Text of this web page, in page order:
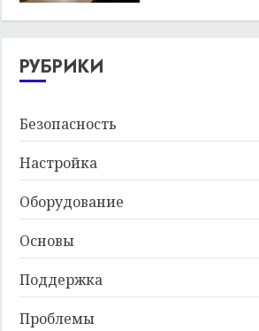
РУБРИКИ
Безопасность
Настройка
Оборудование
Основы
Поддержка
Проблемы